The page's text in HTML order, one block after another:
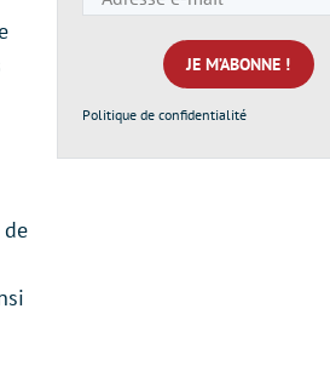
e-
mail
*
Politique de confidentialité